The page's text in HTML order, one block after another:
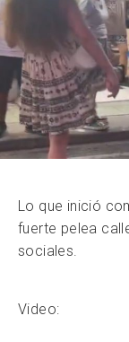
Lo que inició
fuerte pelea
sociales.
Video: